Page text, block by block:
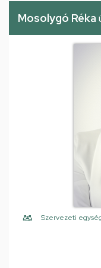
Mosolygó Réka
Szervezeti